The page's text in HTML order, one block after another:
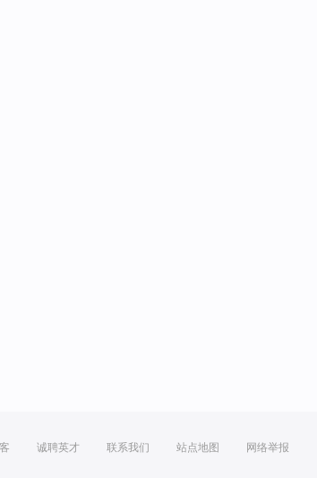
诚聘英才 联系我们 站点地图 网络举报